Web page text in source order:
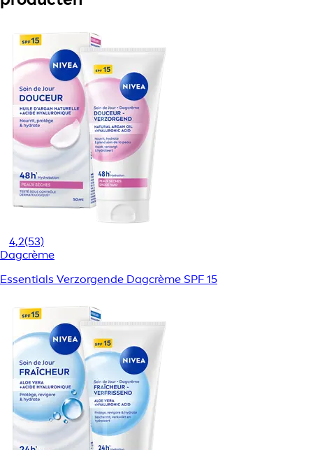
4,2(53)
Dagcrème
Essentials Verzorgende Dagcrème SPF 15